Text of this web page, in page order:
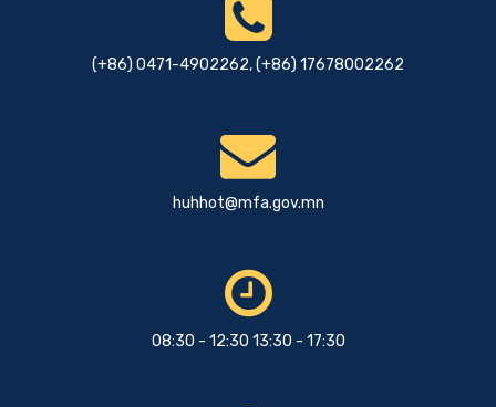
(+86) 0471-4902262, (+86) 17678002262
huhhot@mfa.gov.mn
08:30 - 12:30 13:30 - 17:30